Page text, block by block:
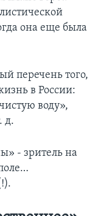
она еще была
перечень того,
в России:
воду»,
д.
- зритель на